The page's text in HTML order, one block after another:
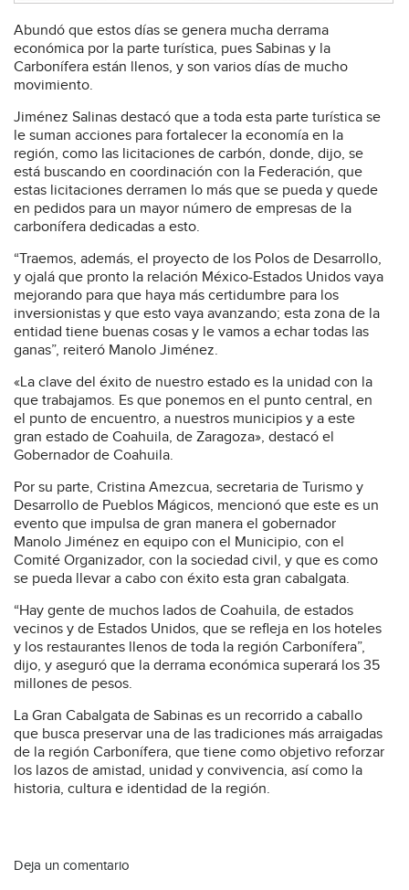
Abundó que estos días se genera mucha derrama
económica por la parte turística, pues Sabinas y la
Carbonífera están llenos, y son varios días de mucho
movimiento.
Jiménez Salinas destacó que a toda esta parte turística se
le suman acciones para fortalecer la economía en la
región, como las licitaciones de carbón, donde, dijo, se
está buscando en coordinación con la Federación, que
estas licitaciones derramen lo más que se pueda y quede
en pedidos para un mayor número de empresas de la
carbonífera dedicadas a esto.
“Traemos, además, el proyecto de los Polos de Desarrollo,
y ojalá que pronto la relación México-Estados Unidos vaya
mejorando para que haya más certidumbre para los
inversionistas y que esto vaya avanzando; esta zona de la
entidad tiene buenas cosas y le vamos a echar todas las
ganas”, reiteró Manolo Jiménez.
«La clave del éxito de nuestro estado es la unidad con la
que trabajamos. Es que ponemos en el punto central, en
el punto de encuentro, a nuestros municipios y a este
gran estado de Coahuila, de Zaragoza», destacó el
Gobernador de Coahuila.
Por su parte, Cristina Amezcua, secretaria de Turismo y
Desarrollo de Pueblos Mágicos, mencionó que este es un
evento que impulsa de gran manera el gobernador
Manolo Jiménez en equipo con el Municipio, con el
Comité Organizador, con la sociedad civil, y que es como
se pueda llevar a cabo con éxito esta gran cabalgata.
“Hay gente de muchos lados de Coahuila, de estados
vecinos y de Estados Unidos, que se refleja en los hoteles
y los restaurantes llenos de toda la región Carbonífera”,
dijo, y aseguró que la derrama económica superará los 35
millones de pesos.
La Gran Cabalgata de Sabinas es un recorrido a caballo
que busca preservar una de las tradiciones más arraigadas
de la región Carbonífera, que tiene como objetivo reforzar
los lazos de amistad, unidad y convivencia, así como la
historia, cultura e identidad de la región.
Deja un comentario